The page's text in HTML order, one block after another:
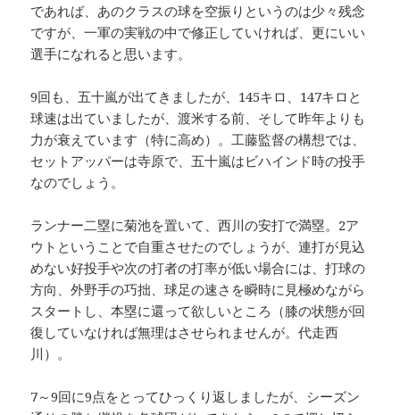
であれば、あのクラスの球を空振りというのは少々残念
ですが、一軍の実戦の中で修正していければ、更にいい
選手になれると思います。
9回も、五十嵐が出てきましたが、145キロ、147キロと
球速は出ていましたが、渡米する前、そして昨年よりも
力が衰えています（特に高め）。工藤監督の構想では、
セットアッパーは寺原で、五十嵐はビハインド時の投手
なのでしょう。
ランナー二塁に菊池を置いて、西川の安打で満塁。2ア
ウトということで自重させたのでしょうが、連打が見込
めない好投手や次の打者の打率が低い場合には、打球の
方向、外野手の巧拙、球足の速さを瞬時に見極めながら
スタートし、本塁に還って欲しいところ（膝の状態が回
復していなければ無理はさせられませんが。代走西
川）。
7～9回に9点をとってひっくり返しましたが、シーズン